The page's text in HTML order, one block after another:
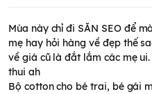
Mùa này chỉ đi SĂN SEO để
mẹ hay hỏi hàng về đẹp thế
về giá cũ là đắt lắm các mẹ
thui ah
Bộ cotton cho bé trai, bé gái